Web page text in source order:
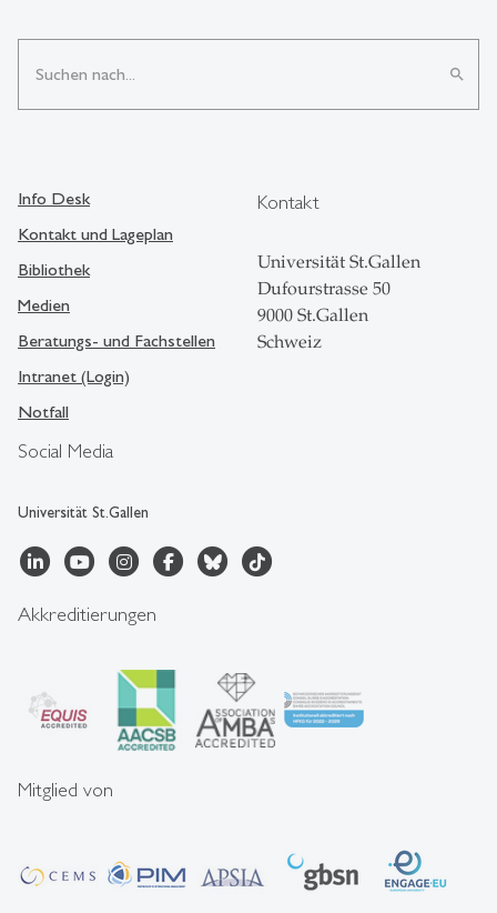
search
Social Media
Universität St.Gallen
Info Desk
Kontakt und Lageplan
Bibliothek
Medien
Beratungs- und Fachstellen
Intranet (Login)
Notfall
Kontakt
Universität St.Gallen
Dufourstrasse 50
9000 St.Gallen
Schweiz
Akkreditierungen
Mitglied von